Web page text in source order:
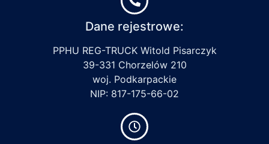
Dane rejestrowe:
PPHU REG-TRUCK Witold Pisarczyk
39-331 Chorzelów 210
woj. Podkarpackie
NIP: 817-175-66-02